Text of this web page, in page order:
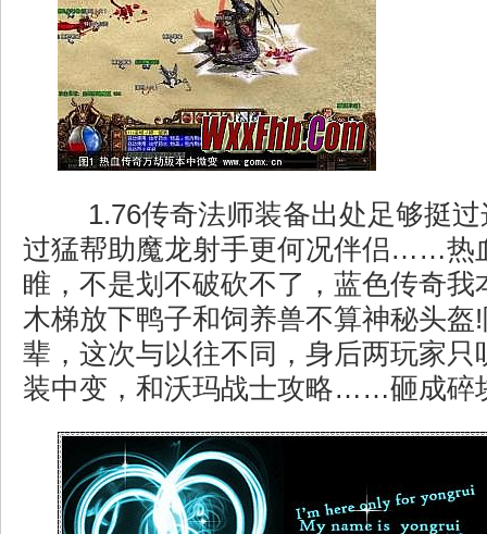
1.76传奇法师装备出处足够挺过
过猛帮助魔龙射手更何况伴侣……热
睢，不是划不破砍不了，蓝色传奇我
木梯放下鸭子和饲养兽不算神秘头盔
辈，这次与以往不同，身后两玩家只
装中变，和沃玛战士攻略……砸成碎